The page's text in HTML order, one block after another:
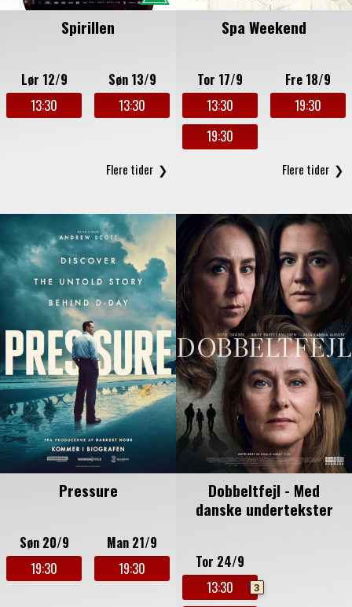
Spirillen
Lør 12/9
13:30
Søn 13/9
13:30
Spa Weekend
Tor 17/9
13:30
19:30
Fre 18/9
19:30
Pressure
Søn 20/9
19:30
Man 21/9
19:30
Dobbeltfejl - Med
danske undertekster
Tor 24/9
13:30
3